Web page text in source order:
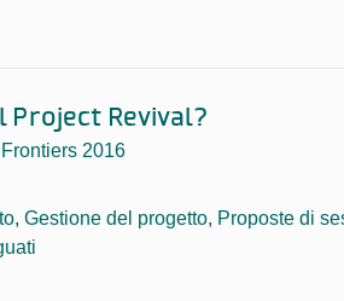
Project Revival?
2016
, Gestione del progetto, Proposte di